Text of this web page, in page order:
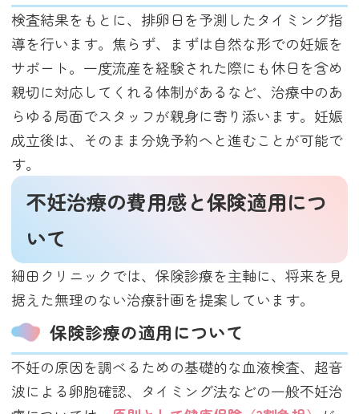
検査結果をもとに、排卵日を予測したタイミング指
導を行います。焦らず、まずは自然な形での妊娠を
サポート。一度流産を経験された際にも休日を含め
親切に対応してくれる体制があるなど、治療中のあ
らゆる局面でスタッフが親身に寄り添います。妊娠
成立後は、そのまま分娩予約へと進むことが可能で
す。
不妊治療の費用感と保険適用につ
いて
細田クリニックでは、保険診療を主軸に、将来を見
据えた無理のない治療計画を提案しています。
保険診療の適用について
不妊の原因を調べるための基礎的な血液検査、超音
波による卵胞確認、タイミング法などの一般不妊治